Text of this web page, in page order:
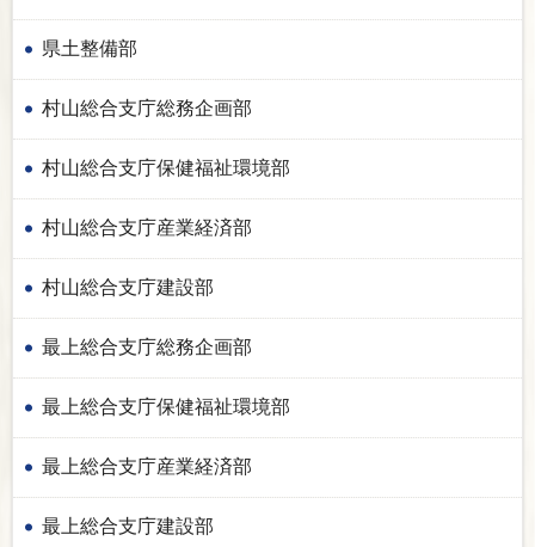
県土整備部
村山総合支庁総務企画部
村山総合支庁保健福祉環境部
村山総合支庁産業経済部
村山総合支庁建設部
最上総合支庁総務企画部
最上総合支庁保健福祉環境部
最上総合支庁産業経済部
最上総合支庁建設部